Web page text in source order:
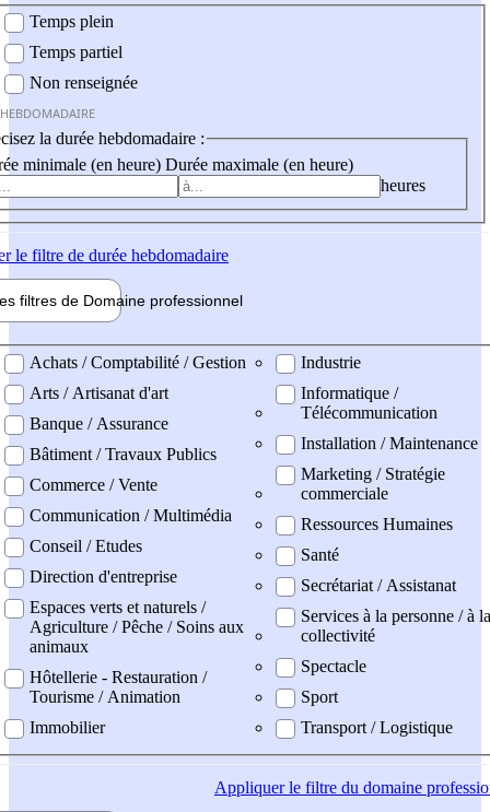
Temps plein
Temps partiel
Non renseignée
la durée hebdomadaire :
minimale (en heure) Durée maximale (en heure)
heures
le filtre de durée hebdomadaire
filtres de Domaine professionnel
professionel
Achats / Comptabilité / Gestion
Arts / Artisanat d'art
Banque / Assurance
Bâtiment / Travaux Publics
Commerce / Vente
Communication / Multimédia
Conseil / Etudes
Direction d'entreprise
Espaces verts et naturels /
Agriculture / Pêche / Soins aux
animaux
Hôtellerie - Restauration /
Tourisme / Animation
Immobilier
Industrie
Informatique /
Télécommunication
Installation / Maintenance
Marketing / Stratégie
commerciale
Ressources Humaines
Santé
Secrétariat / Assistanat
Services à la personne / à la
collectivité
Spectacle
Sport
Transport / Logistique
Appliquerle filtre du domaine